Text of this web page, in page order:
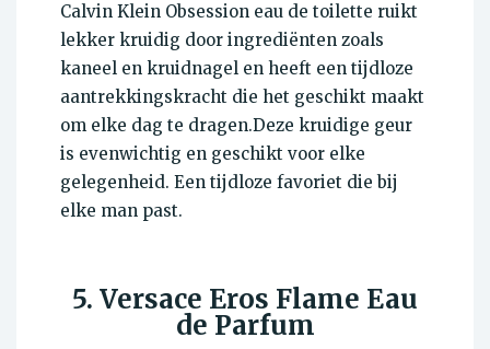
Calvin Klein Obsession eau de toilette ruikt
lekker kruidig door ingrediënten zoals
kaneel en kruidnagel en heeft een tijdloze
aantrekkingskracht die het geschikt maakt
om elke dag te dragen.Deze kruidige geur
is evenwichtig en geschikt voor elke
gelegenheid. Een tijdloze favoriet die bij
elke man past.
5. Versace Eros Flame Eau
de Parfum